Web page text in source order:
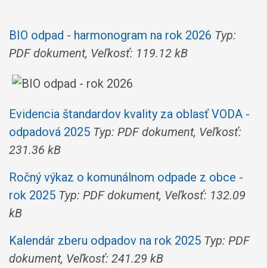
BIO odpad - harmonogram na rok 2026 Typ:
PDF dokument, Veľkosť: 119.12 kB
Evidencia štandardov kvality za oblasť VODA -
odpadová 2025 Typ: PDF dokument, Veľkosť:
231.36 kB
Ročný výkaz o komunálnom odpade z obce -
rok 2025 Typ: PDF dokument, Veľkosť: 132.09
kB
Kalendár zberu odpadov na rok 2025 Typ: PDF
dokument, Veľkosť: 241.29 kB